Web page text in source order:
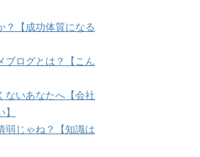
？【成功体質になる
ブログとは？【こん
ないあなたへ【会社
弱じゃね？【知識は